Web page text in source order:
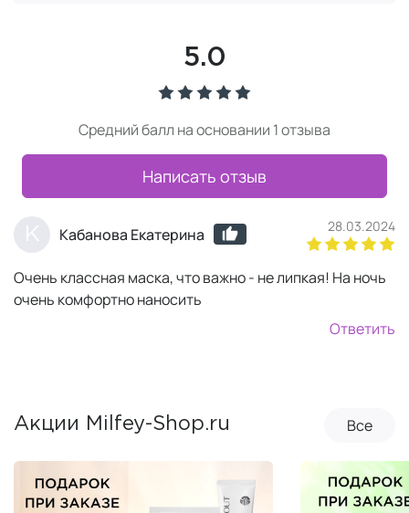
5.0
Средний балл на основании 1 отзыва
Написать отзыв
Кабанова Екатерина 28.03.2024
Очень классная маска, что важно - не липкая! На ночь
очень комфортно наносить
Ответить
Акции Milfey-Shop.ru Все